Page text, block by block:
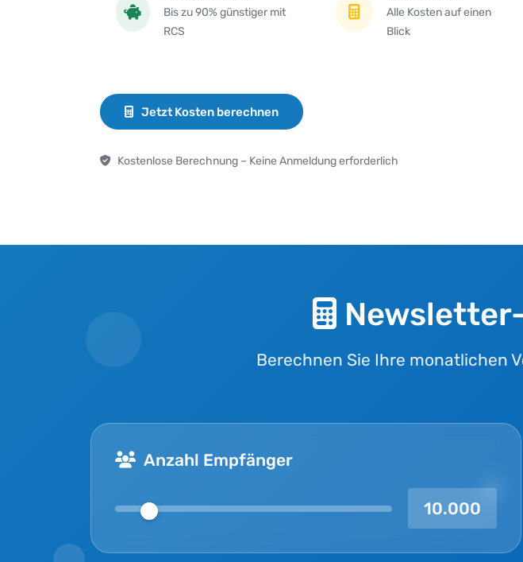
Bis zu 90% günstiger mit
RCS
Alle Kosten auf einen
Blick
Jetzt Kosten berechnen
Kostenlose Berechnung – Keine Anmeldung erforderlich
Berechnen Sie Ihre monatlichen
Anzahl Empfänger
10.000